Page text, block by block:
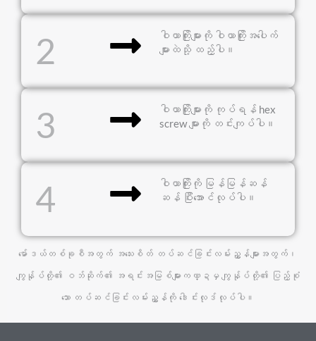
2
ဝါယာကြိုးများကို ဝါယာကြိုးအပေါက်
များထဲသို့ ထည့်ပါ။
3
ဝါယာကြိုးများကို ကုပ်ရန် hex
screw များကို တင်းကျပ်ပါ။
4
ဝါယာကြိုးကို မြန်မြန်ဆန်
ဆန် ပြီးအောင်လုပ်ပါ။
မော်ဒယ်တစ်ခုစီအတွက် အသေးစိတ် တပ်ဆင်ခြင်းလမ်းညွှန်များအတွက်၊
ကျွန်ုပ်တို့၏ ဝဘ်ဆိုက်၏ အရင်းအမြစ်များကဏ္ဍမှ ကျွန်ုပ်တို့၏ ပြည့်စုံ
သော တပ်ဆင်ခြင်းလမ်းညွှန်ကို ဒေါင်းလုဒ်လုပ်ပါ။